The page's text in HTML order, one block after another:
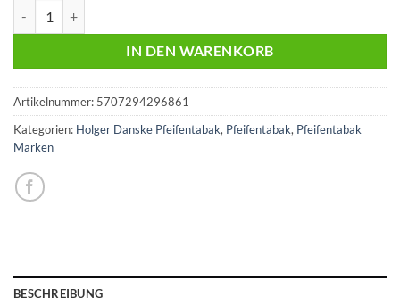
IN DEN WARENKORB
Artikelnummer: 5707294296861
Kategorien: Holger Danske Pfeifentabak, Pfeifentabak, Pfeifentabak
Marken
BESCHREIBUNG